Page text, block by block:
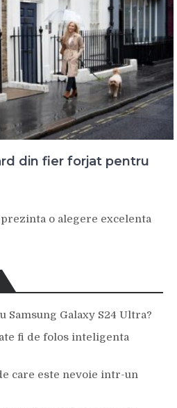
din fier forjat pentru
o alegere excelenta
Samsung Galaxy S24 Ultra?
fi de folos inteligenta
care este nevoie intr-un